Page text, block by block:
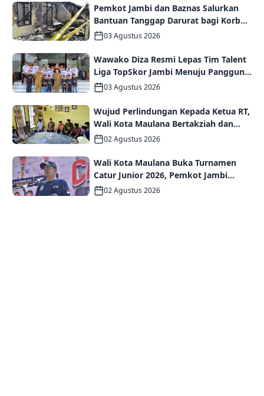
Pemkot Jambi dan Baznas Salurkan
Bantuan Tanggap Darurat bagi Korban
Kebakaran Asrama Polda Jambi
03 Agustus 2026
Wawako Diza Resmi Lepas Tim Talent
Liga TopSkor Jambi Menuju Panggung
Nasional
03 Agustus 2026
Wujud Perlindungan Kepada Ketua RT,
Wali Kota Maulana Bertakziah dan
Serahkan Santunan Jaminan Kematian
02 Agustus 2026
Wali Kota Maulana Buka Turnamen
Catur Junior 2026, Pemkot Jambi
Siapkan Fasilitas Olahraga Baru untuk
Anak Muda Kota Jambi
02 Agustus 2026